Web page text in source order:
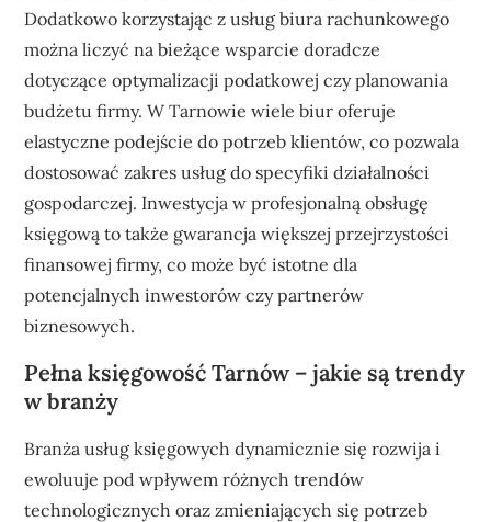
Dodatkowo korzystając z usług biura rachunkowego
można liczyć na bieżące wsparcie doradcze
dotyczące optymalizacji podatkowej czy planowania
budżetu firmy. W Tarnowie wiele biur oferuje
elastyczne podejście do potrzeb klientów, co pozwala
dostosować zakres usług do specyfiki działalności
gospodarczej. Inwestycja w profesjonalną obsługę
księgową to także gwarancja większej przejrzystości
finansowej firmy, co może być istotne dla
potencjalnych inwestorów czy partnerów
biznesowych.
Pełna księgowość Tarnów – jakie są trendy
w branży
Branża usług księgowych dynamicznie się rozwija i
ewoluuje pod wpływem różnych trendów
technologicznych oraz zmieniających się potrzeb